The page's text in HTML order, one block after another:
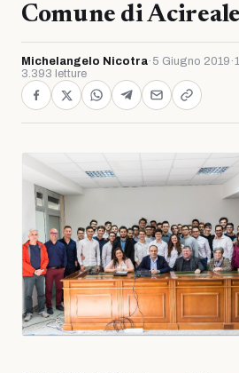
Comune di Acireale
Michelangelo Nicotra· 5 Giugno 2019 ·
3.393 letture